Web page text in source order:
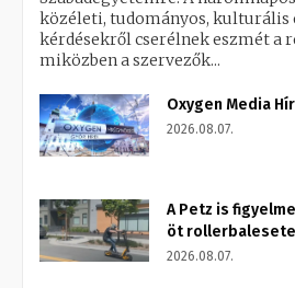
közéleti, tudományos, kulturális
kérdésekről cserélnek eszmét a
miközben a szervezők...
Oxygen Media
2026.08.07.
A Petz is
öt
2026.08.07.